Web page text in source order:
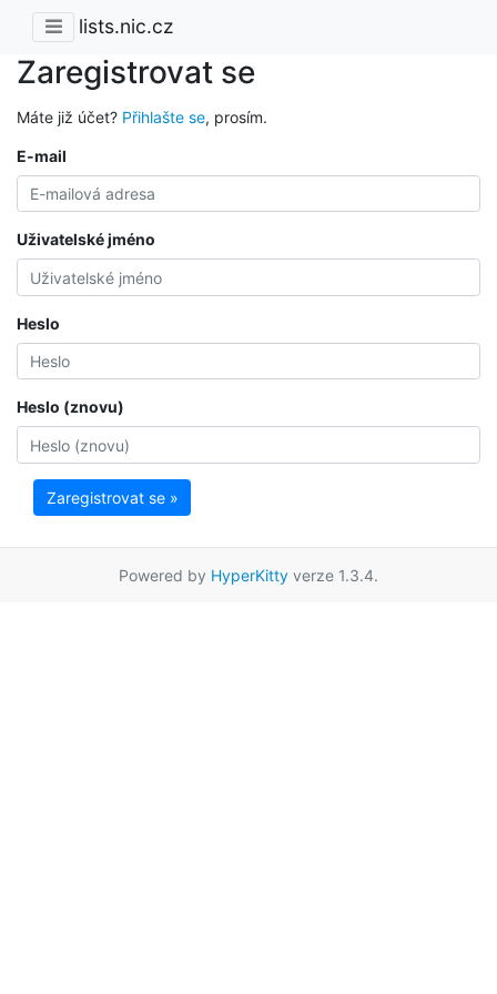
lists.nic.cz
Zaregistrovat se
Máte již účet? Přihlašte se, prosím.
E-mail
Uživatelské jméno
Heslo
Heslo (znovu)
Zaregistrovat se »
Powered by HyperKitty verze 1.3.4.